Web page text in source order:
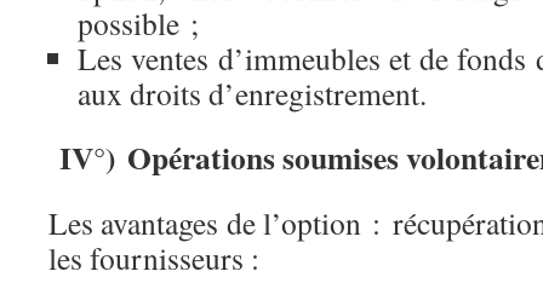
possible ;
Les ventes d’immeubles et de fonds
aux droits d’enregistrement.
IV°) Opérations soumises
Les avantages de l’option :
les fournisseurs :